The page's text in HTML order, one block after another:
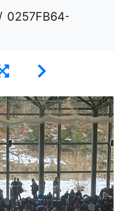
0257FB64-C17C-4E60-9EB7-6AEACB5E21BA 1 105 c